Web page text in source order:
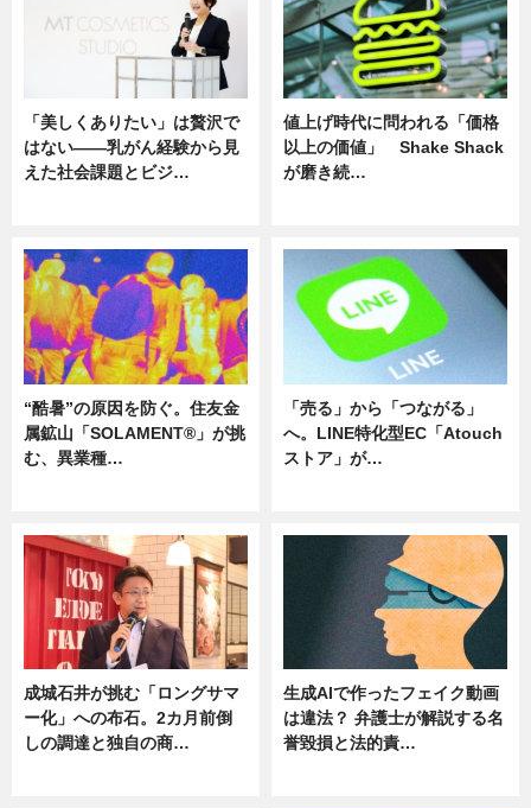
「美しくありたい」は贅沢で
はない――乳がん経験から見
えた社会課題とビジ…
値上げ時代に問われる「価格
以上の価値」 Shake Shack
が磨き続…
“酷暑”の原因を防ぐ。住友金
属鉱山「SOLAMENT®」が挑
む、異業種…
「売る」から「つながる」
へ。LINE特化型EC「Atouch
ストア」が…
成城石井が挑む「ロングサマ
ー化」への布石。2カ月前倒
しの調達と独自の商…
生成AIで作ったフェイク動画
は違法？ 弁護士が解説する名
誉毀損と法的責…